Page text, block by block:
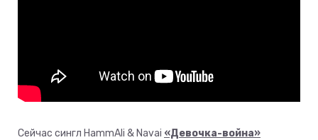
Сейчас сингл HammAli & Navai «Девочка-война»